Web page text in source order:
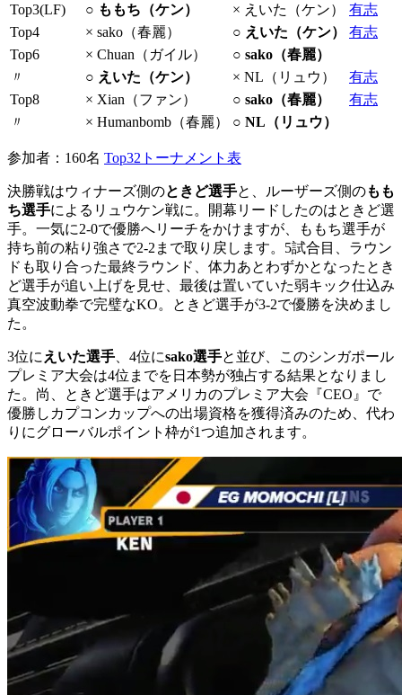
Top3(LF)
○ ももち（ケン） × えいた（ケン）
有志
Top4
× sako（春麗） ○ えいた（ケン）
有志
Top6
× Chuan（ガイル）
○ sako（春麗）
〃
○ えいた（ケン） × NL（リュウ）
有志
Top8
× Xian（ファン） ○ sako（春麗）
有志
〃
× Humanbomb（春麗） ○ NL（リュウ）
参加者：160名 Top32トーナメント表
決勝戦はウィナーズ側のときど選手と、ルーザーズ側のもも
ち選手によるリュウケン戦に。開幕リードしたのはときど選
手。一気に2-0で優勝へリーチをかけますが、ももち選手が
持ち前の粘り強さで2-2まで取り戻します。5試合目、ラウン
ドも取り合った最終ラウンド、体力あとわずかとなったとき
ど選手が追い上げを見せ、最後は置いていた弱キック仕込み
真空波動拳で完璧なKO。ときど選手が3-2で優勝を決めまし
た。
3位に えいた選手 、4位にsako選手と並び、このシンガポール
プレミア大会は4位までを日本勢が独占する結果となりまし
た。尚、ときど選手はアメリカのプレミア大会『CEO』で
優勝しカプコンカップへの出場資格を獲得済みのため、代わ
りにグローバルポイント枠が1つ追加されます。